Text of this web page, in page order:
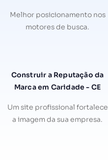
Melhor posicionamento nos
motores de busca.
Construir a Reputação da
Marca em Caridade - CE
Um site profissional fortalece
a imagem da sua empresa.